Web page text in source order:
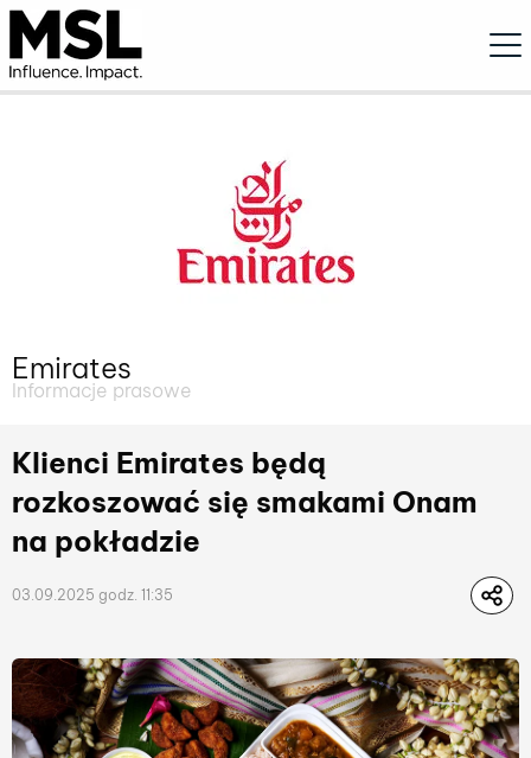
Emirates
Informacje prasowe
Klienci Emirates będą
rozkoszować się smakami Onam
na pokładzie
03.09.2025 godz. 11:35